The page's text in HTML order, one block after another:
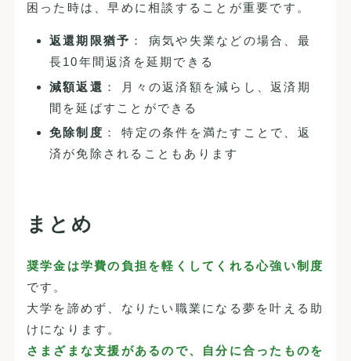
困った時は、早めに相談することが重要です。
返還期限猶予 ： 病気や失業などの場合、最
長10年間返済を延期できる
減額返還 ： 月々の返済額を減らし、返済期
間を延ばすことができる
免除制度 ： 特定の条件を満たすことで、返
済が免除されることもあります
まとめ
奨学金は学費の負担を軽くしてくれる心強い制度
です。
大学を諦めず、なりたい職業になる夢を叶える助
けになります。
さまざまな支援があるので、自分に合ったものを